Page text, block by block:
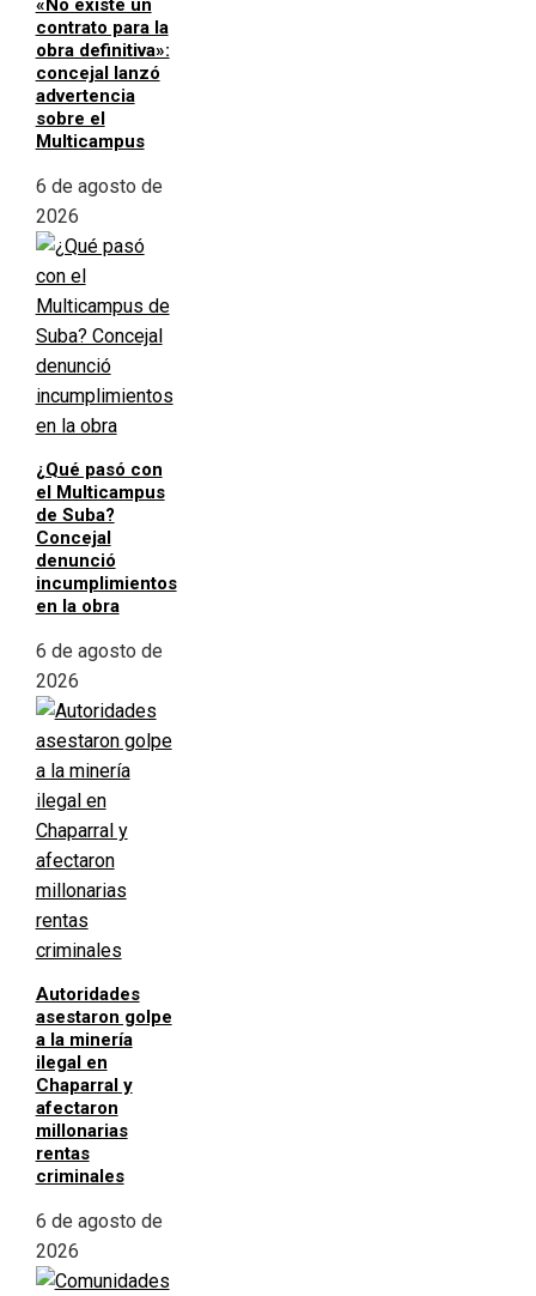
«No existe un
contrato para la
obra definitiva»:
concejal lanzó
advertencia
sobre el
Multicampus
6 de agosto de
2026
¿Qué pasó con
el Multicampus
de Suba?
Concejal
denunció
incumplimientos
en la obra
6 de agosto de
2026
Autoridades
asestaron golpe
a la minería
ilegal en
Chaparral y
afectaron
millonarias
rentas
criminales
6 de agosto de
2026